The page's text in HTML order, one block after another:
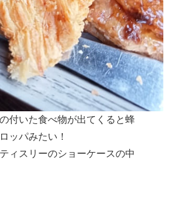
付いた食べ物が出てくると蜂
ッパみたい！
ィスリーのショーケースの中